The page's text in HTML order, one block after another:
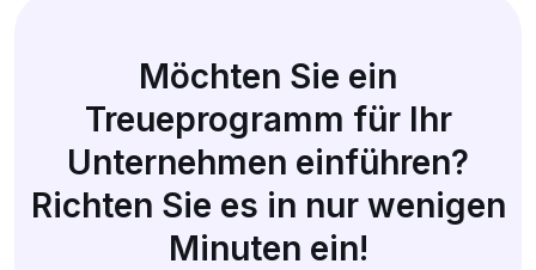
Möchten Sie ein
Treueprogramm für Ihr
Unternehmen einführen?
Richten Sie es in nur wenigen
Minuten ein!